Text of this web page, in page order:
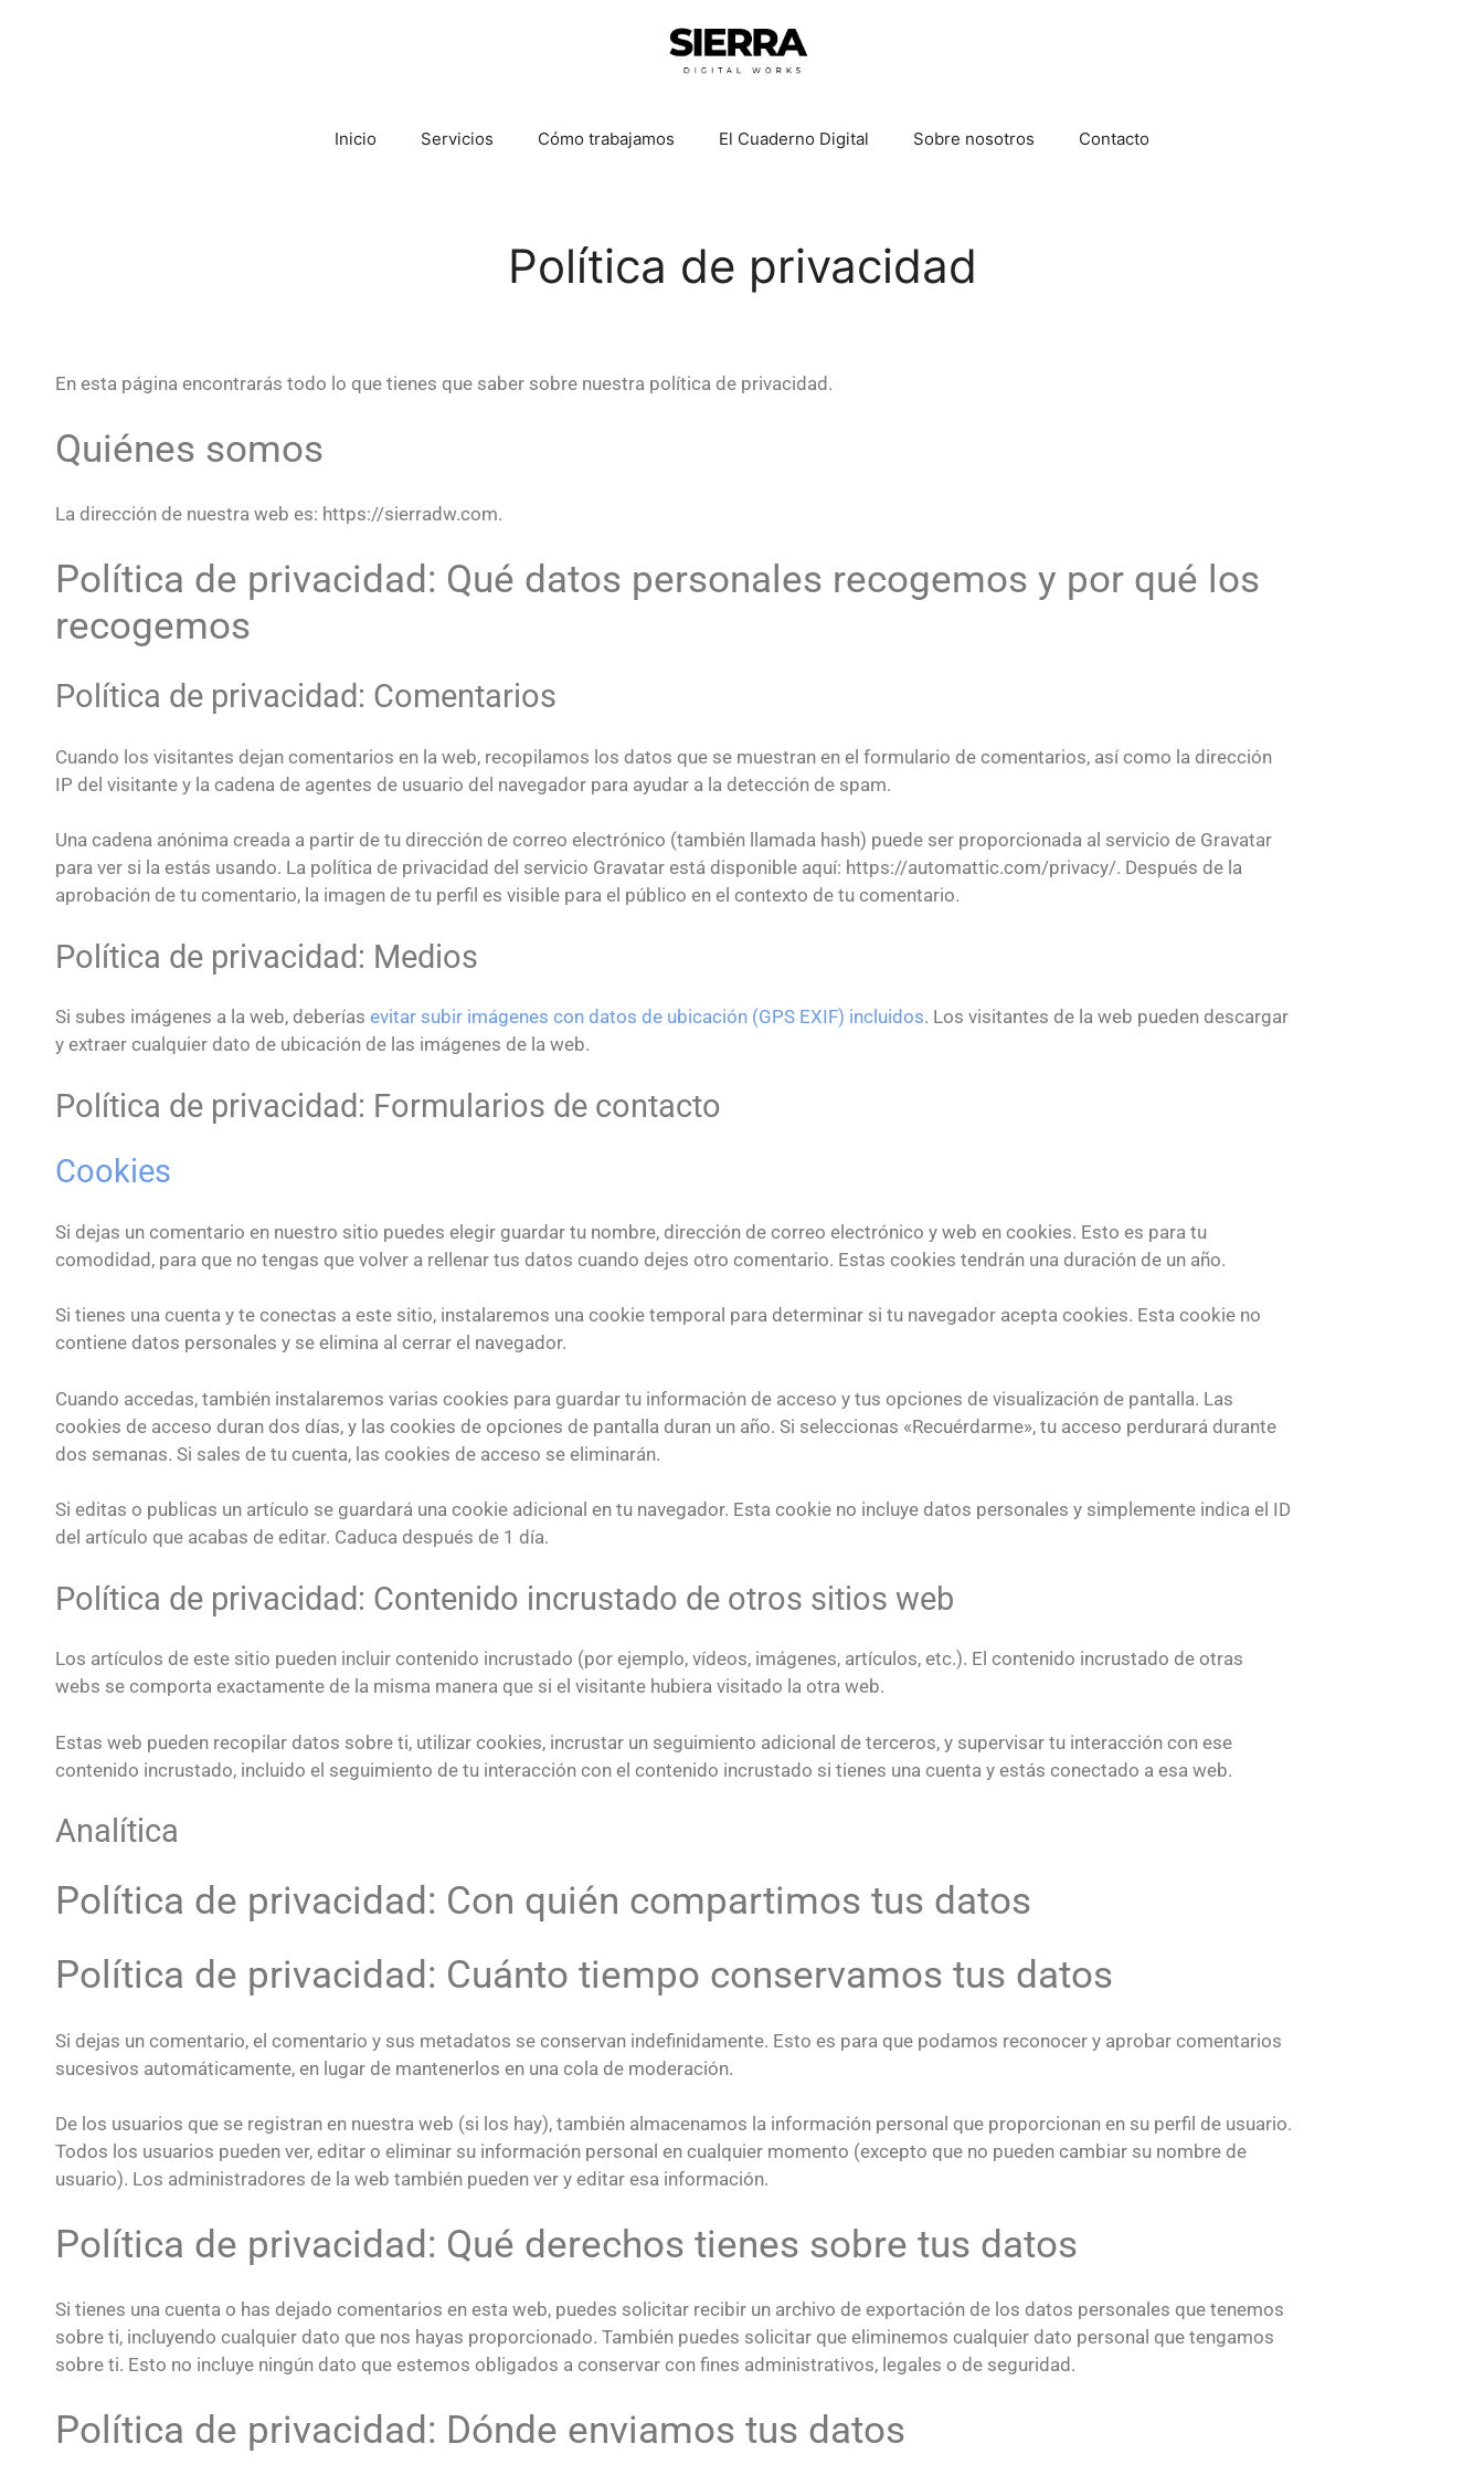
Inicio Servicios Cómo trabajamos El Cuaderno Digital Sobre nosotros Contacto
Política de privacidad
En esta página encontrarás todo lo que tienes que saber sobre nuestra política de privacidad.
Quiénes somos
La dirección de nuestra web es: https://sierradw.com.
Política de privacidad: Qué datos personales recogemos y por qué los
recogemos
Política de privacidad: Comentarios
Cuando los visitantes dejan comentarios en la web, recopilamos los datos que se muestran en el formulario de comentarios, así como la dirección
IP del visitante y la cadena de agentes de usuario del navegador para ayudar a la detección de spam.
Una cadena anónima creada a partir de tu dirección de correo electrónico (también llamada hash) puede ser proporcionada al servicio de Gravatar
para ver si la estás usando. La política de privacidad del servicio Gravatar está disponible aquí: https://automattic.com/privacy/. Después de la
aprobación de tu comentario, la imagen de tu perfil es visible para el público en el contexto de tu comentario.
Política de privacidad: Medios
Si subes imágenes a la web, deberías evitar subir imágenes con datos de ubicación (GPS EXIF) incluidos. Los visitantes de la web pueden descargar
y extraer cualquier dato de ubicación de las imágenes de la web.
Política de privacidad: Formularios de contacto
Cookies
Si dejas un comentario en nuestro sitio puedes elegir guardar tu nombre, dirección de correo electrónico y web en cookies. Esto es para tu
comodidad, para que no tengas que volver a rellenar tus datos cuando dejes otro comentario. Estas cookies tendrán una duración de un año.
Si tienes una cuenta y te conectas a este sitio, instalaremos una cookie temporal para determinar si tu navegador acepta cookies. Esta cookie no
contiene datos personales y se elimina al cerrar el navegador.
Cuando accedas, también instalaremos varias cookies para guardar tu información de acceso y tus opciones de visualización de pantalla. Las
cookies de acceso duran dos días, y las cookies de opciones de pantalla duran un año. Si seleccionas «Recuérdarme», tu acceso perdurará durante
dos semanas. Si sales de tu cuenta, las cookies de acceso se eliminarán.
Si editas o publicas un artículo se guardará una cookie adicional en tu navegador. Esta cookie no incluye datos personales y simplemente indica el ID
del artículo que acabas de editar. Caduca después de 1 día.
Política de privacidad: Contenido incrustado de otros sitios web
Los artículos de este sitio pueden incluir contenido incrustado (por ejemplo, vídeos, imágenes, artículos, etc.). El contenido incrustado de otras
webs se comporta exactamente de la misma manera que si el visitante hubiera visitado la otra web.
Estas web pueden recopilar datos sobre ti, utilizar cookies, incrustar un seguimiento adicional de terceros, y supervisar tu interacción con ese
contenido incrustado, incluido el seguimiento de tu interacción con el contenido incrustado si tienes una cuenta y estás conectado a esa web.
Analítica
Política de privacidad: Con quién compartimos tus datos
Política de privacidad: Cuánto tiempo conservamos tus datos
Si dejas un comentario, el comentario y sus metadatos se conservan indefinidamente. Esto es para que podamos reconocer y aprobar comentarios
sucesivos automáticamente, en lugar de mantenerlos en una cola de moderación.
De los usuarios que se registran en nuestra web (si los hay), también almacenamos la información personal que proporcionan en su perfil de usuario.
Todos los usuarios pueden ver, editar o eliminar su información personal en cualquier momento (excepto que no pueden cambiar su nombre de
usuario). Los administradores de la web también pueden ver y editar esa información.
Política de privacidad: Qué derechos tienes sobre tus datos
Si tienes una cuenta o has dejado comentarios en esta web, puedes solicitar recibir un archivo de exportación de los datos personales que tenemos
sobre ti, incluyendo cualquier dato que nos hayas proporcionado. También puedes solicitar que eliminemos cualquier dato personal que tengamos
sobre ti. Esto no incluye ningún dato que estemos obligados a conservar con fines administrativos, legales o de seguridad.
Política de privacidad: Dónde enviamos tus datos